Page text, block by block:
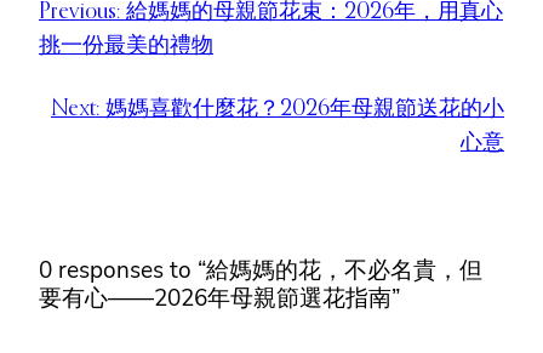
Previous: 給媽媽的母親節花束：2026年，用真心
挑一份最美的禮物
Next: 媽媽喜歡什麼花？2026年母親節送花的小
心意
0 responses to “給媽媽的花，不必名貴，但
要有心——2026年母親節選花指南”